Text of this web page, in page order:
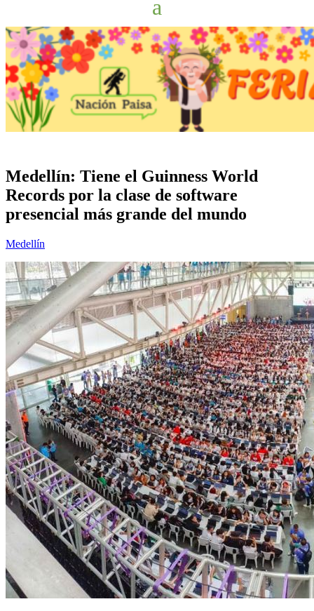
Medellín: Tiene el Guinness World
Records por la clase de software
presencial más grande del mundo
Medellín